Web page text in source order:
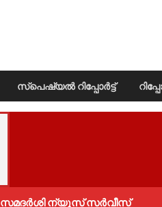
സ്പെഷ്യൽ റിപ്പോര്‍ട്ട്
സമദർശി ന്യൂസ് സർവീസ്